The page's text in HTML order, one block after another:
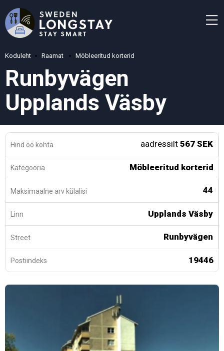
Koduleht Raamat Möbleeritud korterid
Runbyvägen
Upplands Väsby
Hind öö kohta aadressilt 567 SEK
Kategooria Möbleeritud korterid
Maksimaalne arv külalisi 44
Linn Upplands Väsby
Street Runbyvägen
Postiindeks 19446